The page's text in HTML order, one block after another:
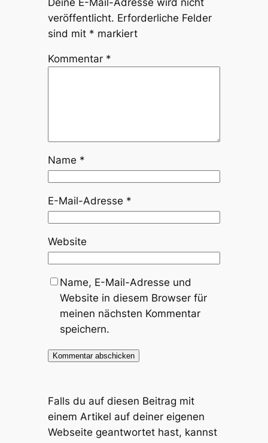
veröffentlicht. Erforderliche Felder
sind mit * markiert
Kommentar *
Name *
E-Mail-Adresse *
Website
Name, E-Mail-Adresse und
Website in diesem Browser für
meinen nächsten Kommentar
speichern.
Falls du auf diesen Beitrag mit
einem Artikel auf deiner eigenen
Webseite geantwortet hast, kannst